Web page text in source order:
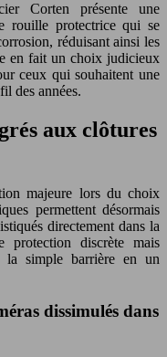
Corten présente une
rouille protectrice qui se
réduisant ainsi les
en fait un choix judicieux
ceux qui souhaitent une
des années.
aux clôtures
majeure lors du choix
permettent désormais
directement dans la
protection discrète mais
la simple barrière en un
dissimulés dans